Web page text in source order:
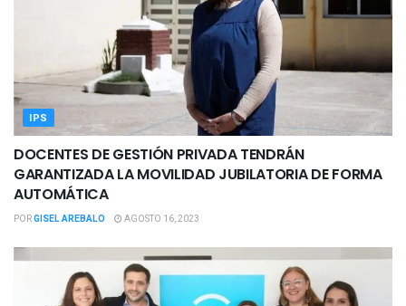
IPS
DOCENTES DE GESTIÓN PRIVADA TENDRÁN
GARANTIZADA LA MOVILIDAD JUBILATORIA DE FORMA
AUTOMÁTICA
PORGISEL AREBALO AGOSTO 16, 2023